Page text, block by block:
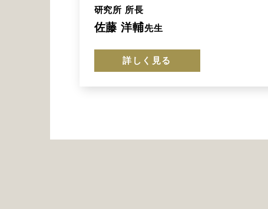
研究所 所長
佐藤 洋輔先生
詳しく見る